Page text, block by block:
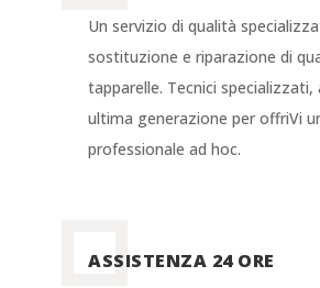
Un servizio di qualità
sostituzione e riparazione di
tapparelle. Tecnici
ultima generazione per offriVi
professionale ad hoc.
ASSISTENZA 24 ORE